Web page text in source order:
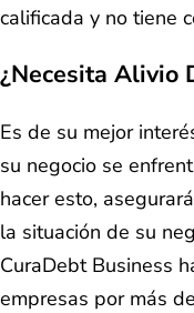
calificada y no tiene
¿Necesita Alivio
Es de su mejor
su negocio se
hacer esto,
la situación de su
CuraDebt Business
empresas por más